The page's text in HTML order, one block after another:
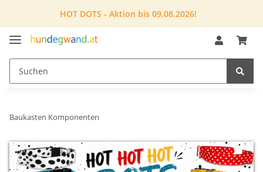
HOT DOTS - Aktion bis 09.08.2026!
Baukasten Komponenten